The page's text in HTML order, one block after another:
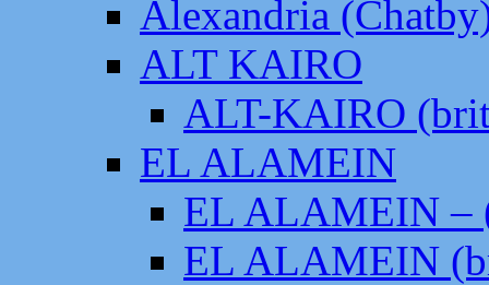
Alexandria
ALT KAIRO
ALT-KAIRO
EL ALAMEIN
EL ALAMEIN –
EL ALAMEIN